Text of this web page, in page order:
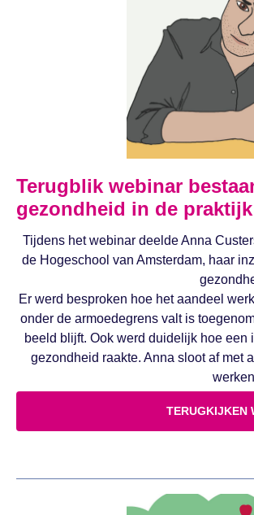
Terugblik webinar
gezondheid in de praktijk
Tijdens het webinar deelde Anna
de Hogeschool van Amsterdam, haar
Er werd besproken hoe het aandeel
onder de armoedegrens valt is
beeld blijft. Ook werd duidelijk hoe
gezondheid raakte. Anna sloot af met
TERUGKIJKEN